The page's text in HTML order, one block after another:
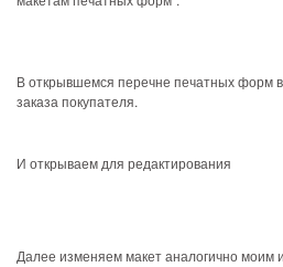
В открывшемся перечне печатных форм
заказа покупателя.
И открываем для редактирования
Далее изменяем макет аналогично моим